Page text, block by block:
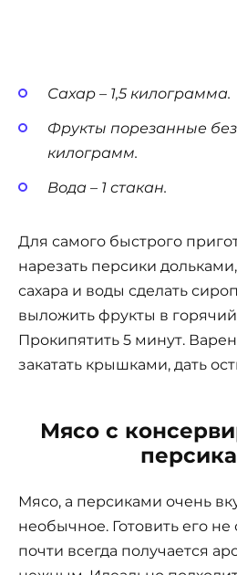
Сахар – 1,5 килограмма.
Фрукты порезанные без
килограмм.
Вода – 1 стакан.
Для самого быстрого
нарезать персики
сахара и воды сделать
выложить фрукты в
Прокипятить 5 минут.
закатать крышками, дать
Мясо с
Мясо, а персиками очень
необычное. Готовить его
почти всегда получается